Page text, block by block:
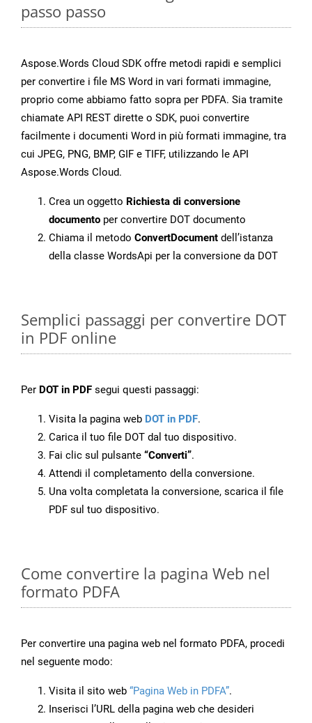
passo passo
Aspose.Words Cloud SDK offre metodi rapidi e semplici
per convertire i file MS Word in vari formati immagine,
proprio come abbiamo fatto sopra per PDFA. Sia tramite
chiamate API REST dirette o SDK, puoi convertire
facilmente i documenti Word in più formati immagine, tra
cui JPEG, PNG, BMP, GIF e TIFF, utilizzando le API
Aspose.Words Cloud.
Crea un oggetto Richiesta di conversione
documento per convertire DOT documento
Chiama il metodo ConvertDocument dell’istanza
della classe WordsApi per la conversione da DOT
Semplici passaggi per convertire DOT
in PDF online
Per DOT in PDF segui questi passaggi:
Visita la pagina web DOT in PDF.
Carica il tuo file DOT dal tuo dispositivo.
Fai clic sul pulsante “Converti”.
Attendi il completamento della conversione.
Una volta completata la conversione, scarica il file
PDF sul tuo dispositivo.
Come convertire la pagina Web nel
formato PDFA
Per convertire una pagina web nel formato PDFA, procedi
nel seguente modo:
Visita il sito web “Pagina Web in PDFA”.
Inserisci l’URL della pagina web che desideri